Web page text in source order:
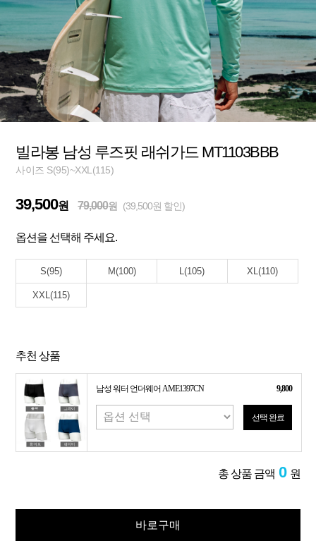
빌라봉 남성 루즈핏 래쉬가드 MT1103BBB
사이즈 S(95)~XXL(115)
39,500원 79,000원 (39,500원 할인)
옵션을 선택해 주세요.
S(95) M(100) L(105) XL(110)
XXL(115)
추천 상품
남성 워터 언더웨어 AME1397CN 9,800
선택 완료
총 상품 금액 0 원
바로구매